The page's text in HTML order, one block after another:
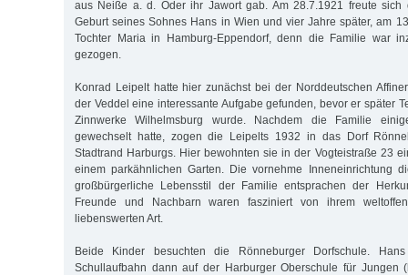
aus Neiße a. d. Oder ihr Jawort gab. Am 28.7.1921 freute sich
Geburt seines Sohnes Hans in Wien und vier Jahre später, am
Tochter Maria in Hamburg-Eppendorf, denn die Familie war
gezogen.
Konrad Leipelt hatte hier zunächst bei der Norddeutschen
der Veddel eine interessante Aufgabe gefunden, bevor er später
Zinnwerke Wilhelmsburg wurde. Nachdem die Familie
gewechselt hatte, zogen die Leipelts 1932 in das Dorf
Stadtrand Harburgs. Hier bewohnten sie in der Vogteistraße 23
einem parkähnlichen Garten. Die vornehme Inneneinrichtung
großbürgerliche Lebensstil der Familie entsprachen der
Freunde und Nachbarn waren fasziniert von ihrem
liebenswerten Art.
Beide Kinder besuchten die Rönneburger Dorfschule.
Schullaufbahn dann auf der Harburger Oberschule für Jungen